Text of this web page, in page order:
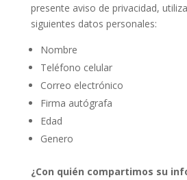
presente aviso de privacidad,
siguientes datos personales:
Nombre
Teléfono celular
Correo electrónico
Firma autógrafa
Edad
Genero
¿Con quién compartimos su